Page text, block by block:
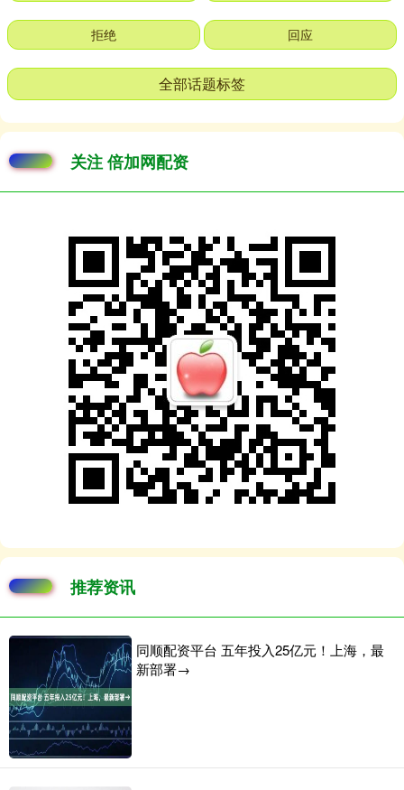
拒绝 回应
全部话题标签
关注 倍加网配资
推荐资讯
同顺配资平台 五年投入25亿元！上海，最
新部署→